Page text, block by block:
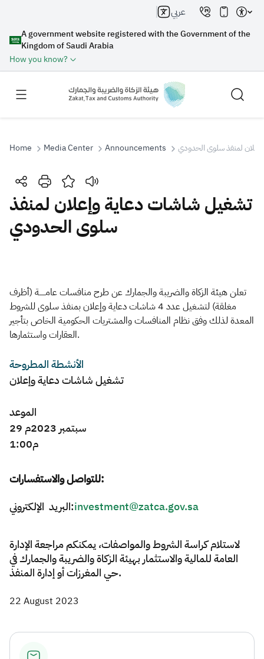
A government website registered with the Government of the
Kingdom of Saudi Arabia
How you know?
عربي
Search
Search Search AI
Zakat Customs VAT
Tax Declaration
Real Estate Transactions
Home Media Center Announcements لمنفذ سلوى الحدودي
تشغيل شاشات دعاية وإعلان لمنفذ
سلوى الحدودي
تعلن هيئة الزكاة والضريبة والجمارك عن طرح منافسات عامـــــة (أظرف
مغلقة) لتشغيل عدد 4 شاشات دعاية وإعلان بمنفذ سلوى للشروط
المعدة لذلك وفق نظام المنافسات والمشتريات الحكومية الخاص بتأجير
العقارات واستثمارها.
الأنشطة المطروحة
تشغيل شاشات دعاية وإعلان
الموعد
للتواصل والاستفسارات:
البريد الإلكتروني:investment@zatca.gov.sa
لاستلام كراسة الشروط والمواصفات، يمكنكم مراجعة الإدارة
العامة للمالية والاستثمار بهيئة الزكاة والضريبة والجمارك في
حي المغرزات أو إدارة المنفذ.
22 August 2023